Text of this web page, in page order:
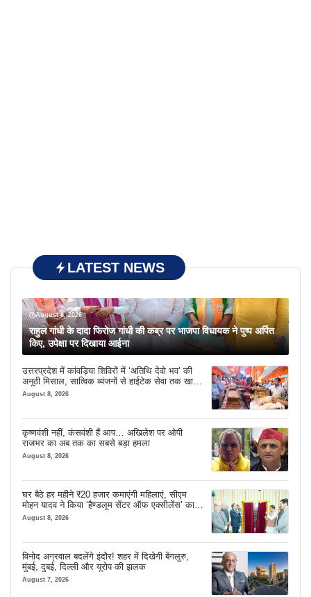
LATEST NEWS
August 8, 2026
राहुल गांधी के दादा फिरोज गांधी की कब्र पर भाजपा विधायक ने पुष्प अर्पित
किए, उपेक्षा पर दिखाया आईना
उत्तरप्रदेश में कांवड़िया शिविरों में ‘अतिथि देवो भव’ की
अनूठी मिसाल, सात्विक व्यंजनों से हाईटेक सेवा तक खास
इंतजाम
August 8, 2026
कृष्णवंशी नहीं, कंसवंशी हैं आप… अखिलेश पर ओपी
राजभर का अब तक का सबसे बड़ा हमला
August 8, 2026
घर बैठे हर महीने ₹20 हजार कमाएंगी महिलाएं, सीएम
मोहन यादव ने किया ‘हैण्डलूम सेंटर ऑफ एक्सीलेंस’ का
शुभारंभ
August 8, 2026
विनोद अग्रवाल बदलेंगे इंदौर! शहर में दिखेगी बेंगलुरु,
मुंबई, दुबई, दिल्ली और यूरोप की झलक
August 7, 2026